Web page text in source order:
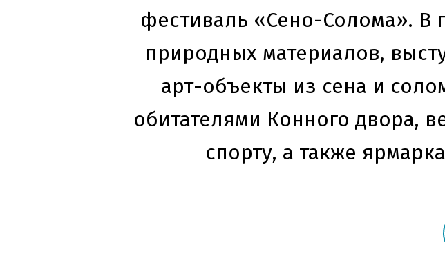
фестиваль «Сено-Солома». В
природных материалов,
арт-объекты из сена и
обитателями Конного двора,
спорту, а также